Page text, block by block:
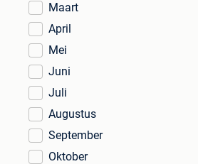
Maart
April
Mei
Juni
Juli
Augustus
September
Oktober